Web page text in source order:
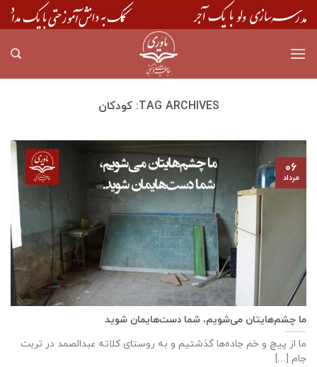
Skip
to
TAG ARCHIVES: کودکان
ما چشم‌هایتان می‌شویم، شما دست‌هایمان شوید
ما از پیچ و خم جاده‌ها گذشتیم و به روستای کلاته عبدالصمد در تربت
‌‌‌‌جام [...]
۰۶
مرداد